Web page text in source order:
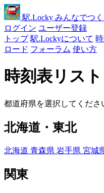
駅.Locky みんなでつ
ログイン ユーザー登録
トップ 駅.Lockyについて
ロード フォーラム 使い方
時刻表リスト
都道府県を選択してくださ
北海道・東北
北海道 青森県 岩手県 宮城
関東